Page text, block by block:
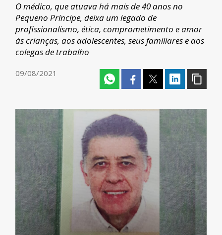
O médico, que atuava há mais de 40 anos no
Pequeno Príncipe, deixa um legado de
profissionalismo, ética, comprometimento e amor
às crianças, aos adolescentes, seus familiares e aos
colegas de trabalho
09/08/2021